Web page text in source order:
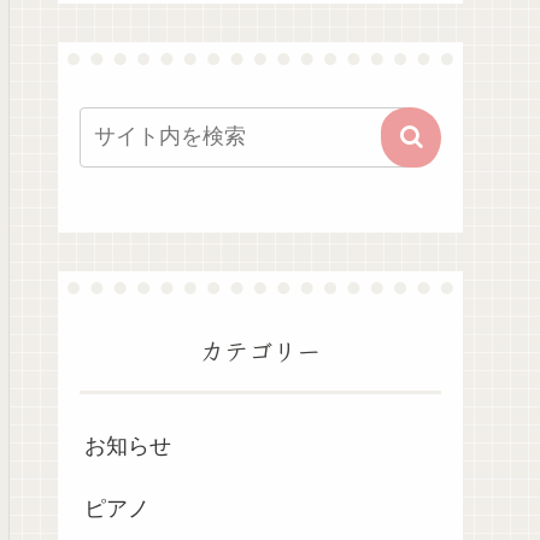
カテゴリー
お知らせ
ピアノ